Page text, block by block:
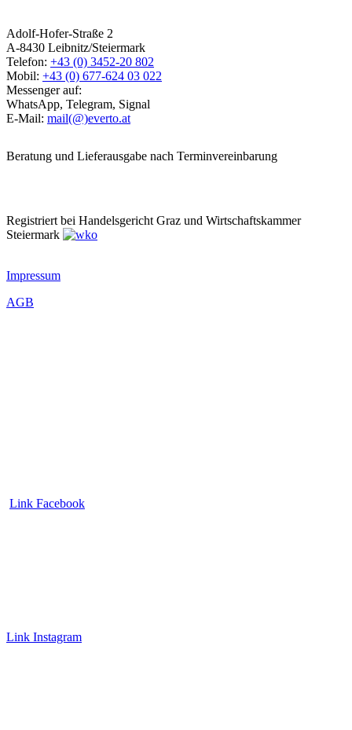
Adolf-Hofer-Straße 2
A-8430 Leibnitz/Steiermark
Telefon: +43 (0) 3452-20 802
Mobil: +43 (0) 677-624 03 022
Messenger auf:
WhatsApp, Telegram, Signal
E-Mail: mail(@)everto.at
Beratung und Lieferausgabe nach Terminvereinbarung
Registriert bei Handelsgericht Graz und Wirtschaftskammer
Steiermark
Impressum
AGB
Link Facebook
Link Instagram